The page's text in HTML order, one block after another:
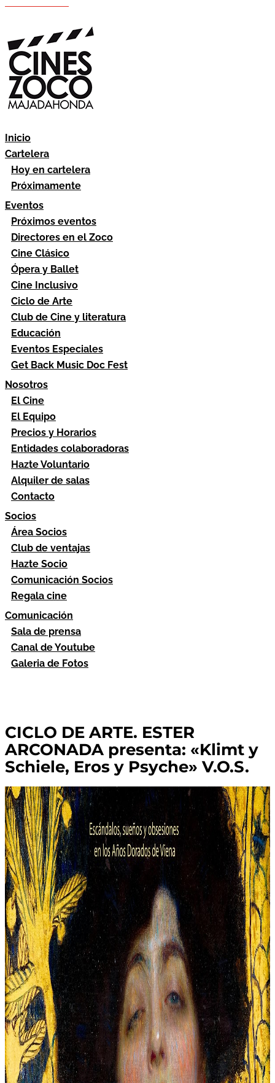
Inicio
Cartelera
Hoy en cartelera
Próximamente
Eventos
Próximos eventos
Directores en el Zoco
Cine Clásico
Ópera y Ballet
Cine Inclusivo
Ciclo de Arte
Club de Cine y literatura
Educación
Eventos Especiales
Get Back Music Doc Fest
Nosotros
El Cine
El Equipo
Precios y Horarios
Entidades colaboradoras
Hazte Voluntario
Alquiler de salas
Contacto
Socios
Área Socios
Club de ventajas
Hazte Socio
Comunicación Socios
Regala cine
Comunicación
Sala de prensa
Canal de Youtube
Galeria de Fotos
CICLO DE ARTE. ESTER
ARCONADA presenta: «Klimt y
Schiele, Eros y Psyche» V.O.S.